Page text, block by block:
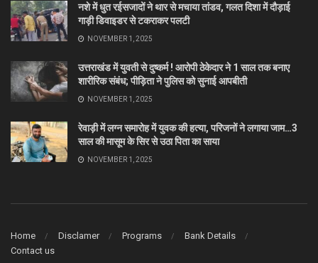
नशे में धुत रईसजादों ने थार से मचाया तांडव, गलत दिशा में दौड़ाई
गाड़ी डिवाइडर से टकराकर पलटी
NOVEMBER 1, 2025
उत्तराखंड में युवती से दुष्कर्म ! आरोपी ठेकेदार ने 1 साल तक बनाए
शारीरिक संबंध; पीड़िता ने पुलिस को सुनाई आपबीती
NOVEMBER 1, 2025
रेवाड़ी में लग्न समारोह में युवक की हत्या, परिजनों ने लगाया जाम…3
साल की मासूम के सिर से उठा पिता का साया
NOVEMBER 1, 2025
Home Disclamer Programs
Bank Details
Contact us